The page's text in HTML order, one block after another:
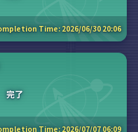
Time: 2026/06/30 20:06
完了
Time: 2026/07/07 06:09